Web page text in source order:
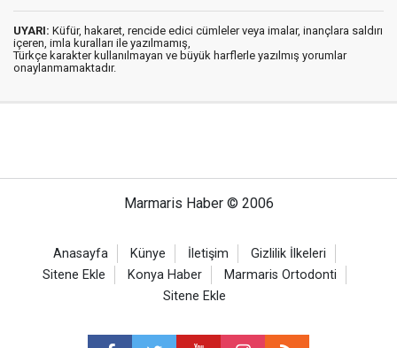
UYARI: Küfür, hakaret, rencide edici cümleler veya imalar, inançlara saldırı
içeren, imla kuralları ile yazılmamış,
Türkçe karakter kullanılmayan ve büyük harflerle yazılmış yorumlar
onaylanmamaktadır.
Marmaris Haber © 2006
Anasayfa Künye İletişim
Gizlilik İlkeleri
Sitene Ekle
Konya Haber
Marmaris Ortodonti
Sitene Ekle